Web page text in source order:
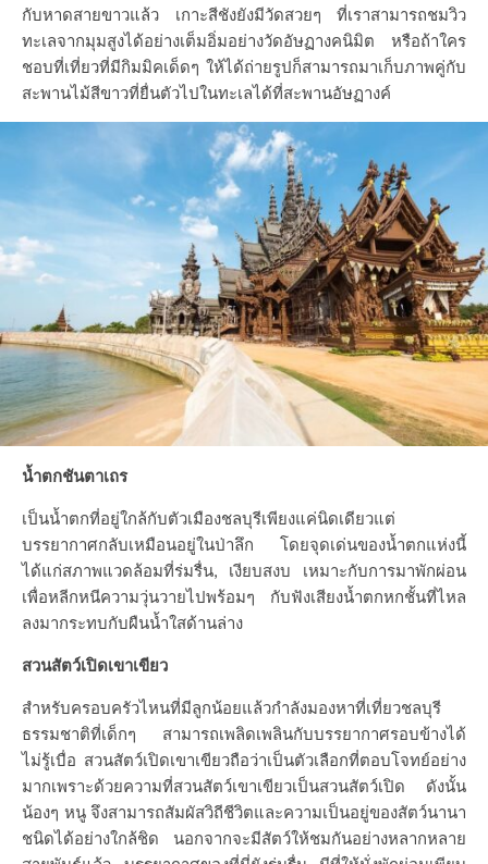
กับหาดสายขาวแล้ว เกาะสีชังยังมีวัดสวยๆ ที่เราสามารถชมวิว
ทะเลจากมุมสูงได้อย่างเต็มอิ่มอย่างวัดอัษฏางคนิมิต หรือถ้าใคร
ชอบที่เที่ยวที่มีกิมมิคเด็ดๆ ให้ได้ถ่ายรูปก็สามารถมาเก็บภาพคู่กับ
สะพานไม้สีขาวที่ยื่นตัวไปในทะเลได้ที่สะพานอัษฏางค์
น้ำตกชันตาเถร
เป็นน้ำตกที่อยู่ใกล้กับตัวเมืองชลบุรีเพียงแค่นิดเดียวแต่
บรรยากาศกลับเหมือนอยู่ในป่าลึก โดยจุดเด่นของน้ำตกแห่งนี้
ได้แก่สภาพแวดล้อมที่ร่มรื่น, เงียบสงบ เหมาะกับการมาพักผ่อน
เพื่อหลีกหนีความวุ่นวายไปพร้อมๆ กับฟังเสียงน้ำตกหกชั้นที่ไหล
ลงมากระทบกับผืนน้ำใสด้านล่าง
สวนสัตว์เปิดเขาเขียว
สำหรับครอบครัวไหนที่มีลูกน้อยแล้วกำลังมองหาที่เที่ยวชลบุรี
ธรรมชาติที่เด็กๆ สามารถเพลิดเพลินกับบรรยากาศรอบข้างได้
ไม่รู้เบื่อ สวนสัตว์เปิดเขาเขียวถือว่าเป็นตัวเลือกที่ตอบโจทย์อย่าง
มากเพราะด้วยความที่สวนสัตว์เขาเขียวเป็นสวนสัตว์เปิด ดังนั้น
น้องๆ หนู จึงสามารถสัมผัสวิถีชีวิตและความเป็นอยู่ของสัตว์นานา
ชนิดได้อย่างใกล้ชิด นอกจากจะมีสัตว์ให้ชมกันอย่างหลากหลาย